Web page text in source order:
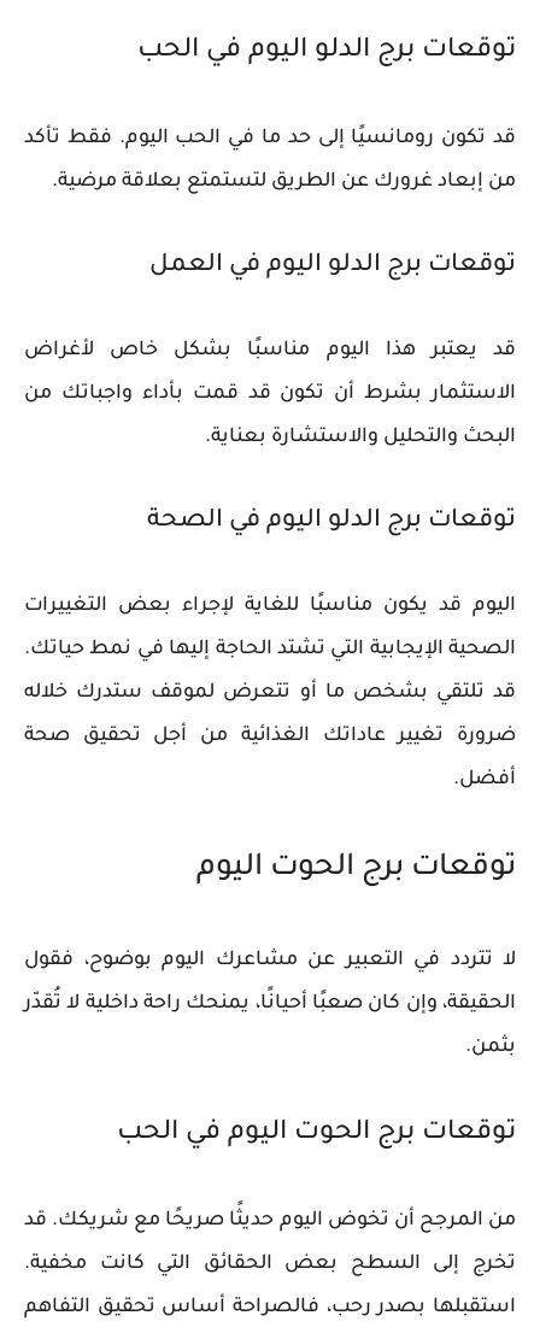
توقعات برج الدلو اليوم في الحب
قد تكون رومانسيًا إلى حد ما في الحب اليوم. فقط تأكد
من إبعاد غرورك عن الطريق لتستمتع بعلاقة مرضية.
توقعات برج الدلو اليوم في العمل
قد يعتبر هذا اليوم مناسبًا بشكل خاص لأغراض
الاستثمار بشرط أن تكون قد قمت بأداء واجباتك من
البحث والتحليل والاستشارة بعناية.
توقعات برج الدلو اليوم في الصحة
اليوم قد يكون مناسبًا للغاية لإجراء بعض التغييرات
الصحية الإيجابية التي تشتد الحاجة إليها في نمط حياتك.
قد تلتقي بشخص ما أو تتعرض لموقف ستدرك خلاله
ضرورة تغيير عاداتك الغذائية من أجل تحقيق صحة
أفضل.
توقعات برج الحوت اليوم
لا تتردد في التعبير عن مشاعرك اليوم بوضوح، فقول
الحقيقة، وإن كان صعبًا أحيانًا، يمنحك راحة داخلية لا تُقدّر
بثمن.
توقعات برج الحوت اليوم في الحب
من المرجح أن تخوض اليوم حديثًا صريحًا مع شريكك. قد
تخرج إلى السطح بعض الحقائق التي كانت مخفية.
استقبلها بصدر رحب، فالصراحة أساس تحقيق التفاهم